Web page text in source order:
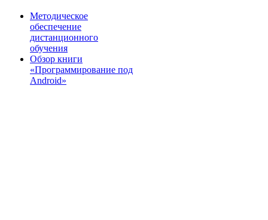
Методическое
обеспечение
дистанционного
обучения
Обзор книги
«Программирование под
Android»